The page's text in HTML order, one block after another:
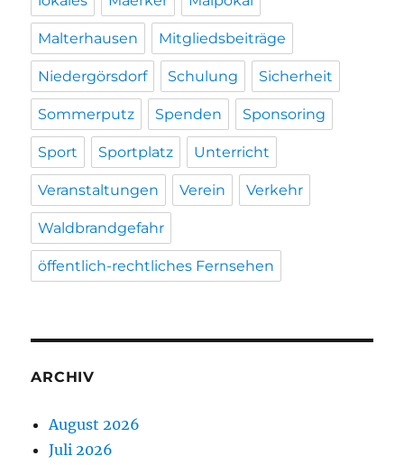
Malterhausen Mitgliedsbeiträge
Niedergörsdorf Schulung Sicherheit
Sommerputz Spenden Sponsoring
Sport Sportplatz Unterricht
Veranstaltungen Verein Verkehr
Waldbrandgefahr
öffentlich-rechtliches Fernsehen
ARCHIV
August 2026
Juli 2026